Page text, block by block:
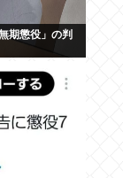
期懲役」の判